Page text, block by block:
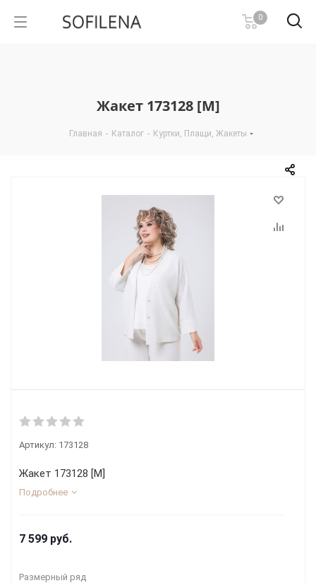
0
Жакет 173128 [М]
Главная - Каталог - Куртки, Плащи, Жакеты
Артикул: 173128
Жакет 173128 [М]
Подробнее
7 599 руб.
Размерный ряд